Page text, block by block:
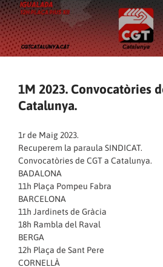
1M 2023. Convocatòries
Catalunya.
1r de Maig 2023.
Recuperem la paraula SINDICAT.
Convocatòries de CGT a Catalunya.
BADALONA
11h Plaça Pompeu Fabra
BARCELONA
11h Jardinets de Gràcia
18h Rambla del Raval
BERGA
12h Plaça de Sant Pere
CORNELLÀ